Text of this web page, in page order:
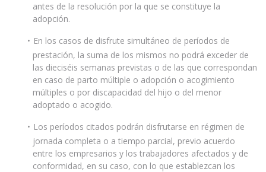
antes de la resolución por la que se constituye la
adopción.
En los casos de disfrute simultáneo de períodos de
prestación, la suma de los mismos no podrá exceder de
las dieciséis semanas previstas o de las que correspondan
en caso de parto múltiple o adopción o acogimiento
múltiples o por discapacidad del hijo o del menor
adoptado o acogido.
Los períodos citados podrán disfrutarse en régimen de
jornada completa o a tiempo parcial, previo acuerdo
entre los empresarios y los trabajadores afectados y de
conformidad, en su caso, con lo que establezcan los